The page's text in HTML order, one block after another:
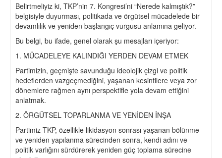
Belirtmeliyiz ki, TKP’nin 7. Kongresi’ni “Nerede kalmıştık?”
belgisiyle duyurması, politikada ve örgütsel mücadelede bir
devamlılık ve yeniden başlangıç vurgusu anlamına geliyor.
Bu belgi, bu ifade, genel olarak şu mesajları içeriyor:
1. MÜCADELEYE KALINDIĞI YERDEN DEVAM ETMEK
Partimizin, geçmişte savunduğu ideolojik çizgi ve politik
hedeflerden vazgeçmediğini, yaşanan kesintilere veya zor
dönemlere rağmen aynı perspektifle yola devam ettiğini
anlatmak.
2. ÖRGÜTSEL TOPARLANMA VE YENİDEN İNŞA
Partimiz TKP, özellikle likidasyon sonrası yaşanan bölünme
ve yeniden yapılanma sürecinden sonra, kendi adını ve
politik varlığını sürdürerek yeniden güç toplama sürecine